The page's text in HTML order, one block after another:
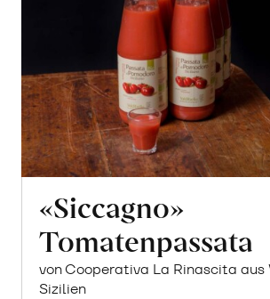
«Siccagno»
Tomatenpassata
von Cooperativa La Rinascita aus
Sizilien